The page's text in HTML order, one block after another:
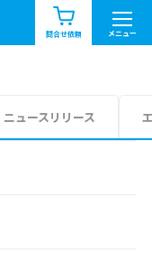
問合せ依頼 メニュー
お知らせ一覧
ニュースリリース